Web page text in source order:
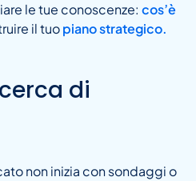
le tue conoscenze: cos’è
il tuopiano strategico.
di
non inizia con sondaggi o